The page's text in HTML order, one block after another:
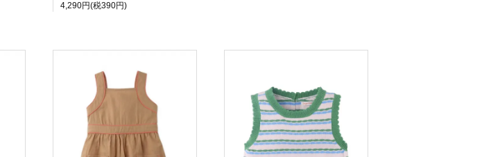
4,290円(税390円)